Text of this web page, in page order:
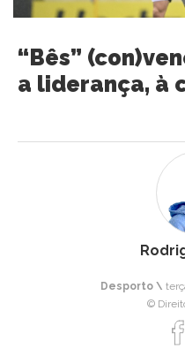
“Bês”
a liderança, à
Desporto \
©